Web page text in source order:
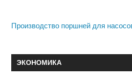
Производство поршней для
ЭКОНОМИКА